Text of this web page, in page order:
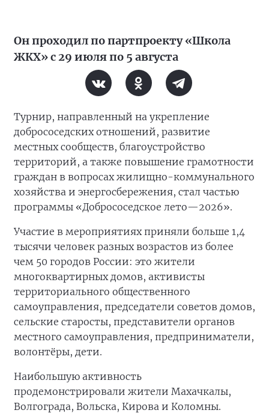
Он проходил по партпроекту «Школа
ЖКХ» с 29 июля по 5 августа
Турнир, направленный на укрепление
добрососедских отношений, развитие
местных сообществ, благоустройство
территорий, а также повышение грамотности
граждан в вопросах жилищно-коммунального
хозяйства и энергосбережения, стал частью
программы «Добрососедское лето—2026».
Участие в мероприятиях приняли больше 1,4
тысячи человек разных возрастов из более
чем 50 городов России: это жители
многоквартирных домов, активисты
территориального общественного
самоуправления, председатели советов домов,
сельские старосты, представители органов
местного самоуправления, предприниматели,
волонтёры, дети.
Наибольшую активность
продемонстрировали жители Махачкалы,
Волгограда, Вольска, Кирова и Коломны.